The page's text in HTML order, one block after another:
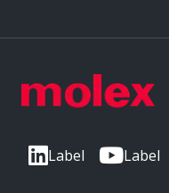
Label Label